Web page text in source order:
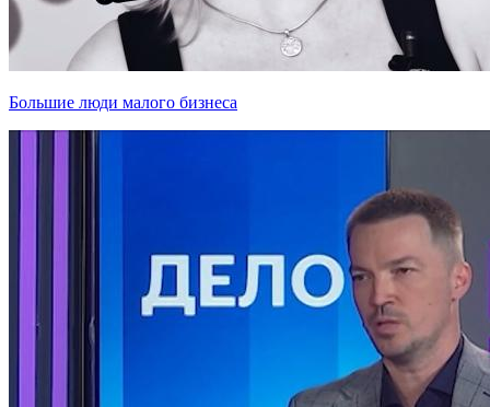
Большие люди малого бизнеса